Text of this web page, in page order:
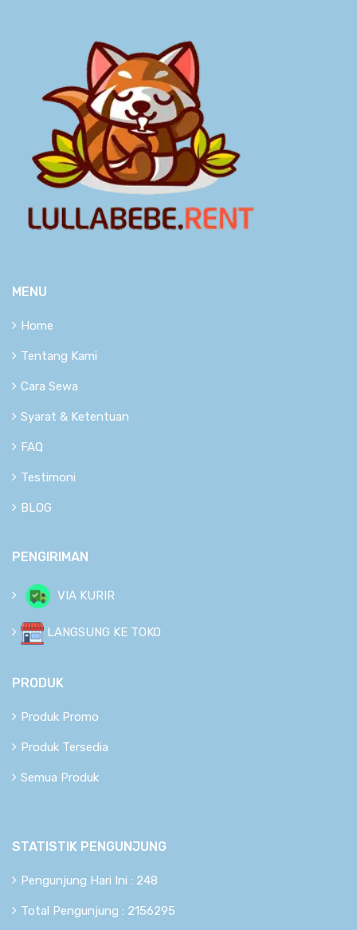
MENU
Home
Tentang Kami
Cara Sewa
Syarat & Ketentuan
FAQ
Testimoni
BLOG
PENGIRIMAN
VIA KURIR
LANGSUNG KE TOKO
PRODUK
Produk Promo
Produk Tersedia
Semua Produk
STATISTIK PENGUNJUNG
Pengunjung Hari Ini : 248
Total Pengunjung : 2156295